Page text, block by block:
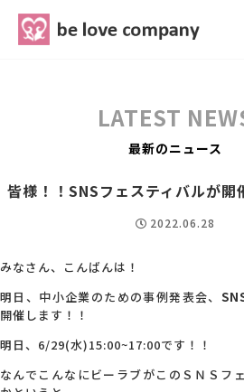
MG研修
スタッフ紹介
最新ブログ
LATEST
最新のニュース
皆様！！SNSフェスティバルが開
2022.06.28
みなさん、こんばんは！
明日、中小企業のための事例発表会、
開催します！！
明日、6/29(水)15:00~17:00です！！
なんでこんなにビーラブがこのＳＮＳフ